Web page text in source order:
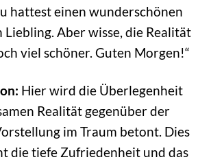
hattest einen wunderschönen
Liebling. Aber wisse, die Realität
viel schöner. Guten Morgen!“
Hier wird die Überlegenheit
Realität gegenüber der
im Traum betont. Dies
die tiefe Zufriedenheit und das